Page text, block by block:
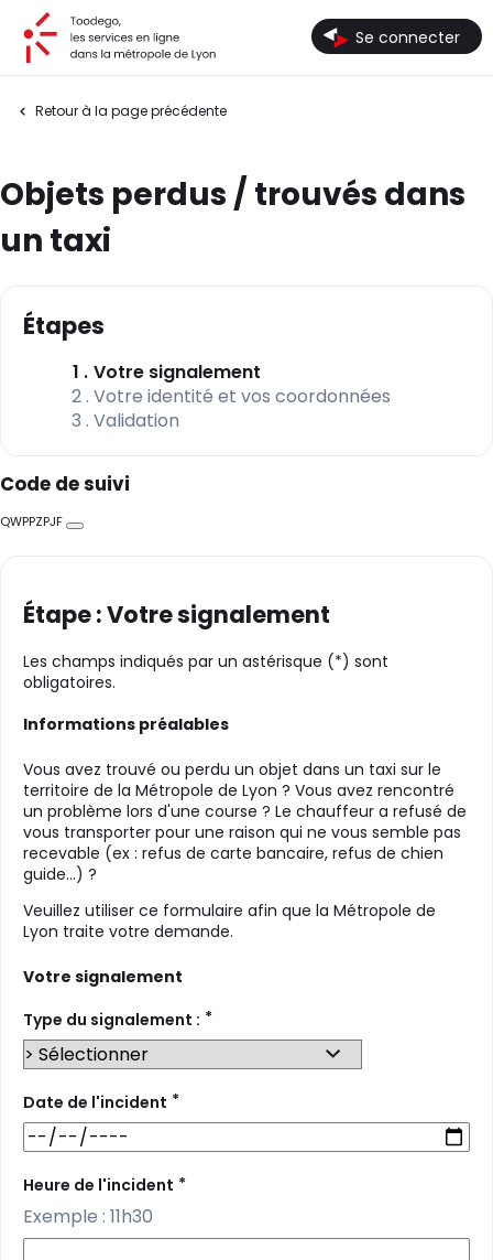
Se connecter
Retour à la page précédente
Objets perdus / trouvés dans
un taxi
Code de suivi
QWPPZPJF
Copier
Étapes
1 Votre signalement
2 Votre identité et vos coordonnées
3 Validation
Étape : Votre signalement
Les champs indiqués par un astérisque (*) sont
obligatoires.
Informations préalables
Vous avez trouvé ou perdu un objet dans un taxi sur le
territoire de la Métropole de Lyon ? Vous avez rencontré
un problème lors d'une course ? Le chauffeur a refusé de
vous transporter pour une raison qui ne vous semble pas
recevable (ex : refus de carte bancaire, refus de chien
guide...) ?
Veuillez utiliser ce formulaire afin que la Métropole de
Lyon traite votre demande.
Votre signalement
Type du signalement : *
Date de l'incident *
Heure de l'incident *
Exemple : 11h30